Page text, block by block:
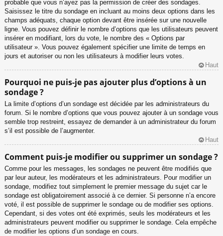
probable que vous n’ayez pas la permission de créer des sondages.
Saisissez le titre du sondage en incluant au moins deux options dans les
champs adéquats, chaque option devant être insérée sur une nouvelle
ligne. Vous pouvez définir le nombre d’options que les utilisateurs peuvent
insérer en modifiant, lors du vote, le nombre des « Options par
utilisateur ». Vous pouvez également spécifier une limite de temps en
jours et autoriser ou non les utilisateurs à modifier leurs votes.
Haut
Pourquoi ne puis-je pas ajouter plus d’options à un
sondage ?
La limite d’options d’un sondage est décidée par les administrateurs du
forum. Si le nombre d’options que vous pouvez ajouter à un sondage vous
semble trop restreint, essayez de demander à un administrateur du forum
s’il est possible de l’augmenter.
Haut
Comment puis-je modifier ou supprimer un sondage ?
Comme pour les messages, les sondages ne peuvent être modifiés que
par leur auteur, les modérateurs et les administrateurs. Pour modifier un
sondage, modifiez tout simplement le premier message du sujet car le
sondage est obligatoirement associé à ce dernier. Si personne n’a encore
voté, il est possible de supprimer le sondage ou de modifier ses options.
Cependant, si des votes ont été exprimés, seuls les modérateurs et les
administrateurs peuvent modifier ou supprimer le sondage. Cela empêche
de modifier les options d’un sondage en cours.